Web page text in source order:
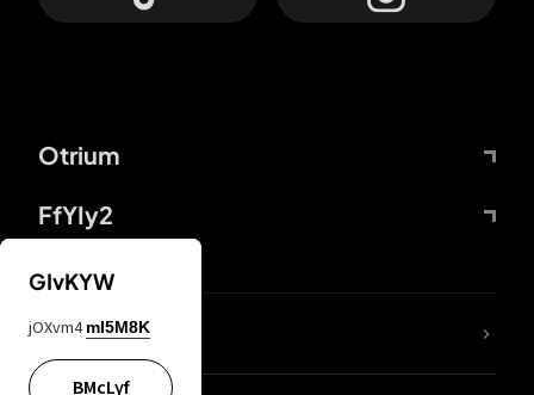
Otrium
FfYIy2
DDcvSo
GIvKYW
jOXvm4 mI5M8K
BMcLyf